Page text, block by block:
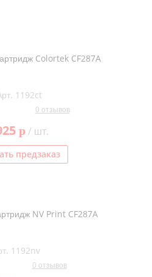
Colortek CF287A
1192ct
0 отзывов
p/ шт.
предзаказ
NV Print CF287A
1192nv
0 отзывов